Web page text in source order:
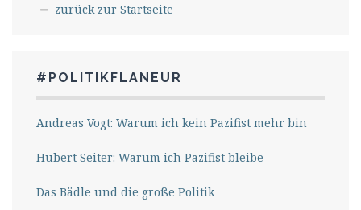
zurück zur Startseite
#POLITIKFLANEUR
Andreas Vogt: Warum ich kein Pazifist mehr bin
Hubert Seiter: Warum ich Pazifist bleibe
Das Bädle und die große Politik